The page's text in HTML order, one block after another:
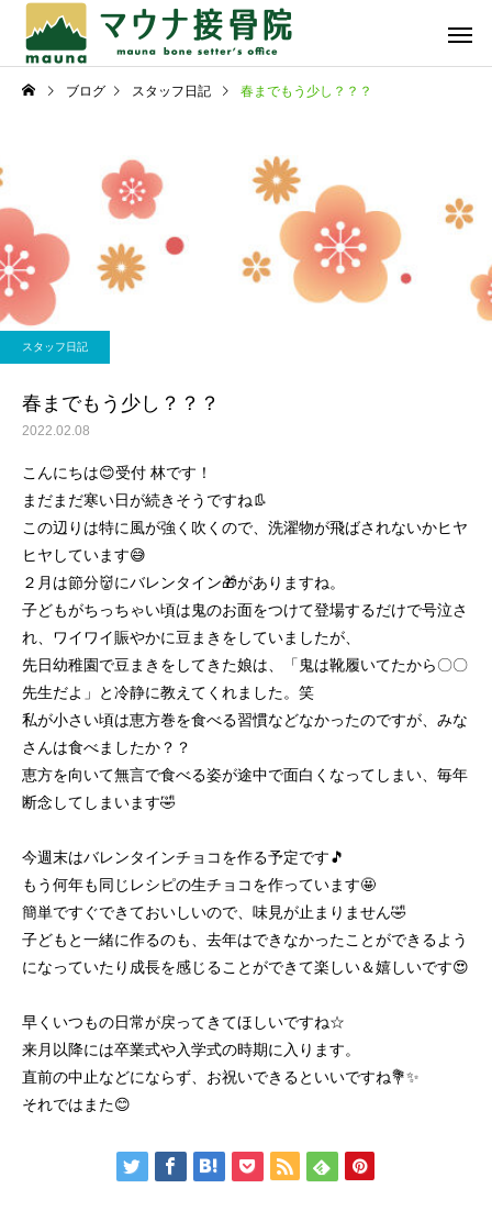
骨折・脱臼・捻挫・打
スタッフ日記
暑中お見舞い申し上げま
す！
スタッフ日記
ブログ スタッフ日記 春までもう少し？？？
スタッフ日記
春までもう少し？？？
2022.02.08
こんにちは😊受付 林です！
まだまだ寒い日が続きそうですね👢
この辺りは特に風が強く吹くので、洗濯物が飛ばされないかヒヤ
ヒヤしています😅
２月は節分👹にバレンタイン🎁がありますね。
子どもがちっちゃい頃は鬼のお面をつけて登場するだけで号泣さ
れ、ワイワイ賑やかに豆まきをしていましたが、
先日幼稚園で豆まきをしてきた娘は、「鬼は靴履いてたから〇〇
先生だよ」と冷静に教えてくれました。笑
私が小さい頃は恵方巻を食べる習慣などなかったのですが、みな
さんは食べましたか？？
恵方を向いて無言で食べる姿が途中で面白くなってしまい、毎年
断念してしまいます🤣
今週末はバレンタインチョコを作る予定です🎵
もう何年も同じレシピの生チョコを作っています🤩
簡単ですぐできておいしいので、味見が止まりません🤣
子どもと一緒に作るのも、去年はできなかったことができるよう
になっていたり成長を感じることができて楽しい＆嬉しいです😍
早くいつもの日常が戻ってきてほしいですね☆
来月以降には卒業式や入学式の時期に入ります。
直前の中止などにならず、お祝いできるといいですね💐✨
それではまた😊